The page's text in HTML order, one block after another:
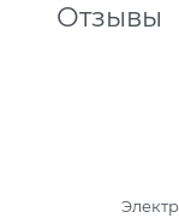
Отзывы